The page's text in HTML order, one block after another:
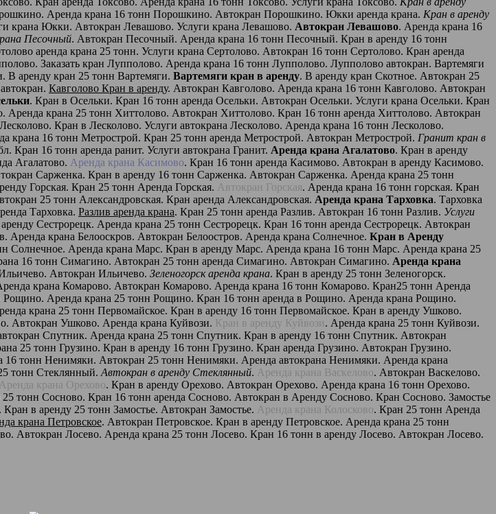
Аренда крана 16 тонн Порошкино. Автокран Порошкино. Юкки аренда крана. Кран в аренду
крана Юкки. Автокран Левашово. Услуги крана Левашово. Автокран Левашово. Аренда крана 16
Песочный. Автокран Песочный. Аренда крана 16 тонн Песочный. Кран в аренду 16 тонн
аренда крана 25 тонн. Услуги крана Сертолово. Автокран 16 тонн Сертолово. Кран аренда
Заказать кран Лупполово. Аренда крана 16 тонн Лупполово. Лупполово автокран. Вартемяги
В аренду кран 25 тонн Вартемяги. Вартемяги кран в аренду. В аренду кран Скотное. Автокран 25
Кавголово Кран в аренду. Автокран Кавголово. Аренда крана 16 тонн Кавголово. Автокран
. Кран в Осельки. Кран 16 тонн аренда Осельки. Автокран Осельки. Услуги крана Осельки. Кран
Аренда крана 25 тонн Хиттолово. Автокран Хиттолово. Кран 16 тонн аренда Хиттолово. Автокран
Кран в Лесколово. Услуги автокрана Лесколово. Аренда крана 16 тонн Лесколово.
крана 16 тонн Метрострой. Кран 25 тонн аренда Метрострой. Автокран Метрострой. Гранит кран в
Кран 16 тонн аренда ранит. Услуги автокрана Гранит. Аренда крана Агалатово. Кран в аренду
Агалатово. Аренда крана Касимово. Кран 16 тонн аренда Касимово. Автокран в аренду Касимово.
Сарженка. Кран в аренду 16 тонн Сарженка. Автокран Сарженка. Аренда крана 25 тонн
Горская. Кран 25 тонн Аренда Горская. Автокран Горская. Аренда крана 16 тонн горская. Кран
25 тонн Александровская. Кран аренда Александровская. Аренда крана Тарховка. Тарховка
Тарховка. Разлив аренда крана. Кран 25 тонн аренда Разлив. Автокран 16 тонн Разлив. Услуги
Сестрорецк. Аренда крана 25 тонн Сестрорецк. Кран 16 тонн аренда Сестрорецк. Автокран
Аренда крана Белооскров. Автокран Белоостров. Аренда крана Солнечное. Кран в Аренду
Солнечное. Аренда крана Марс. Кран в аренду Марс. Аренда крана 16 тонн Марс. Аренда крана 25
16 тонн Симагино. Автокран 25 тонн аренда Симагино. Автокран Симагино. Аренда крана
Автокран Ильичево. Зеленогорск аренда крана. Кран в аренду 25 тонн Зеленогорск.
крана Комарово. Автокран Комарово. Аренда крана 16 тонн Комарово. Кран25 тонн Аренда
Рощино. Аренда крана 25 тонн Рощино. Кран 16 тонн аренда в Рощино. Аренда крана Рощино.
крана 25 тонн Первомайское. Кран в аренду 16 тонн Первомайское. Кран в аренду Ушково.
Автокран Ушково. Аренда крана Куйвози. Кран в аренду Куйвози. Аренда крана 25 тонн Куйвози.
Спутник. Аренда крана 25 тонн Спутник. Кран в аренду 16 тонн Спутник. Автокран
25 тонн Грузино. Кран в аренду 16 тонн Грузино. Кран аренда Грузино. Автокран Грузино.
16 тонн Ненимяки. Автокран 25 тонн Ненимяки. Аренда автокрана Ненимяки. Аренда крана
тонн Стеклянный. Автокран в аренду Стеклянный. Аренда крана Васкелово. Автокран Васкелово.
Аренда крана Орехово. Кран в аренду Орехово. Автокран Орехово. Аренда крана 16 тонн Орехово.
25 тонн Сосново. Кран 16 тонн аренда Сосново. Автокран в Аренду Сосново. Кран Сосново. Замостье
. Кран в аренду 25 тонн Замостье. Автокран Замостье. Аренда крана Колосково. Кран 25 тонн Аренда
крана Петровское. Автокран Петровское. Кран в аренду Петровское. Аренда крана 25 тонн
Автокран Лосево. Аренда крана 25 тонн Лосево. Кран 16 тонн в аренду Лосево. Автокран Лосево.